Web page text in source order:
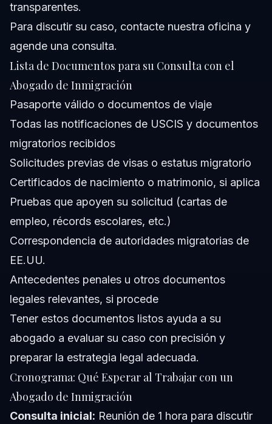
transparentes.
Para discutir su caso, contacte nuestra oficina y
agende una consulta.
Lista de Documentos para su Consulta con el
Abogado de Inmigración
Pasaporte válido o documentos de viaje
Todas las notificaciones de USCIS y documentos
migratorios recibidos
Solicitudes previas de visas o estatus migratorio
Certificados de nacimiento o matrimonio, si aplica
Pruebas que apoyen su solicitud (cartas de
empleo, récords escolares, etc.)
Correspondencia de autoridades migratorias de
EE.UU.
Antecedentes penales u otros documentos
legales relevantes, si procede
Tener estos documentos listos ayuda a su
abogado a evaluar su caso con precisión y
preparar la estrategia legal adecuada.
Cronograma: Qué Esperar al Trabajar con un
Abogado de Inmigración
Consulta inicial: Reunión de 1 hora para discutir